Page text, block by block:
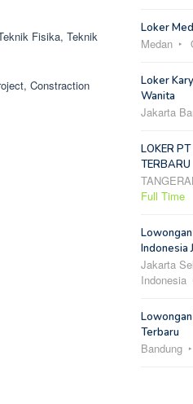
Fisika, Teknik
Constraction
Loker
Medan
Loker
Wanita
Jakarta
LOKER
TERBARU
Full Time
Indonesia
Jakarta
Indonesia
Terbaru
Bandung